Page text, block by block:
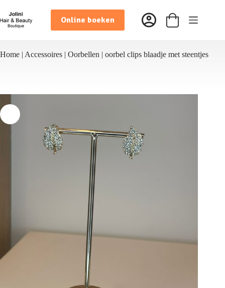
naar
de
inhoud
Online boeken Winkelwagen
Home | Accessoires | Oorbellen | oorbel clips blaadje met steentjes